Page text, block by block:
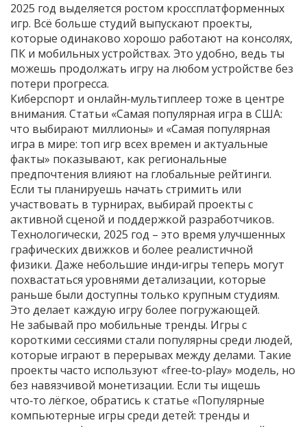
2025 год выделяется ростом кроссплатформенных
игр. Всё больше студий выпускают проекты,
которые одинаково хорошо работают на консолях,
ПК и мобильных устройствах. Это удобно, ведь ты
можешь продолжать игру на любом устройстве без
потери прогресса.
Киберспорт и онлайн‑мультиплеер тоже в центре
внимания. Статьи «Самая популярная игра в США:
что выбирают миллионы» и «Самая популярная
игра в мире: топ игр всех времен и актуальные
факты» показывают, как региональные
предпочтения влияют на глобальные рейтинги.
Если ты планируешь начать стримить или
участвовать в турнирах, выбирай проекты с
активной сценой и поддержкой разработчиков.
Технологически, 2025 год – это время улучшенных
графических движков и более реалистичной
физики. Даже небольшие инди‑игры теперь могут
похвастаться уровнями детализации, которые
раньше были доступны только крупным студиям.
Это делает каждую игру более погружающей.
Не забывай про мобильные тренды. Игры с
короткими сессиями стали популярны среди людей,
которые играют в перерывах между делами. Такие
проекты часто используют «free‑to‑play» модель, но
без навязчивой монетизации. Если ты ищешь
что‑то лёгкое, обратись к статье «Популярные
компьютерные игры среди детей: тренды и